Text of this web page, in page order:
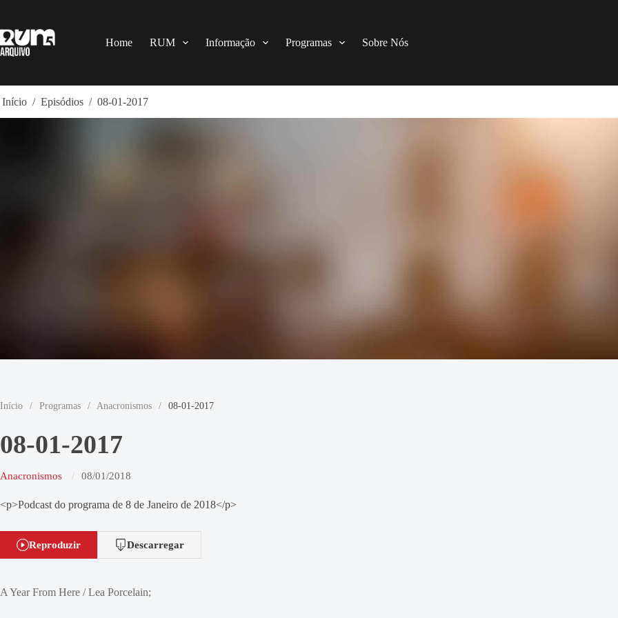
o
conteúdo
Home RUM Informação Programas Sobre Nós
Início / Episódios / 08-01-2017
Início / Programas / Anacronismos / 08-01-2017
08-01-2017
Anacronismos 08/01/2018
<p>Podcast do programa de 8 de Janeiro de 2018</p>
Reproduzir Descarregar
A Year From Here / Lea Porcelain;